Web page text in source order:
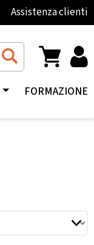
Assistenza clienti
FORMAZIONE